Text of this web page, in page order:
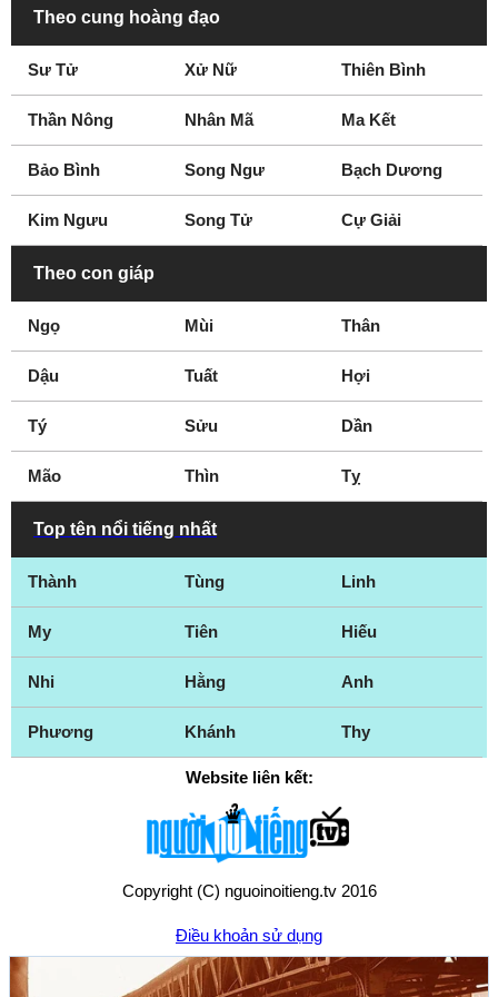
South Dakota
Texas
Utah
Virginia
Washington D.C
West Virginia
Westminster
Wyoming
Theo cung hoàng đạo
Sư Tử Xử Nữ Thiên Bình
Thần Nông Nhân Mã Ma Kết
Bảo Bình Song Ngư Bạch Dương
Kim Ngưu Song Tử Cự Giải
Theo con giáp
Ngọ Mùi Thân
Dậu Tuất Hợi
Tý Sửu Dần
Mão Thìn Tỵ
Top tên nổi tiếng nhất
Thành Tùng Linh
My Tiên Hiếu
Nhi Hằng Anh
Phương Khánh Thy
Website liên kết:
Copyright (C) nguoinoitieng.tv 2016
Điều khoản sử dụng